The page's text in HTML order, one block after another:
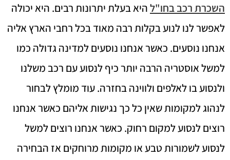
השכרת רכב בחו"להיא בעלת יתרונות רבים. היא יכולה
לאפשר לנו לנוע בקלות רבה מאוד בכל רחבי הארץ אליה
אנחנו נוסעים. כאשר אנחנו נוסעים למדינה גדולה כמו
למשל אוסטריה הרבה יותר כיף לנסוע עם רכב משלנו
ולנסוע בו לאלפים ולווינה בחזרה. עוד מומלץ לבחור
לנהוג למקומות שאין כל כך נגישות אליהם כאשר אנחנו
רוצים לנסוע למקום רחוק. כאשר אנחנו רוצים למשל
לנסוע לשמורות טבע או מקומות מרוחקים אז הבחירה